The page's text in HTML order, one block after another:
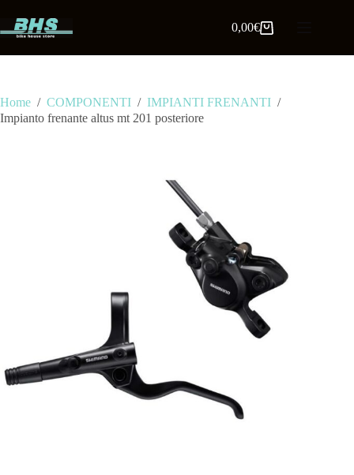
0,00€
Home / COMPONENTI / IMPIANTI FRENANTI /
Impianto frenante altus mt 201 posteriore